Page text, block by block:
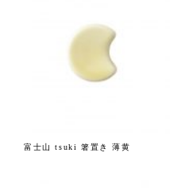
富士山 tsuki 箸置き 薄黄